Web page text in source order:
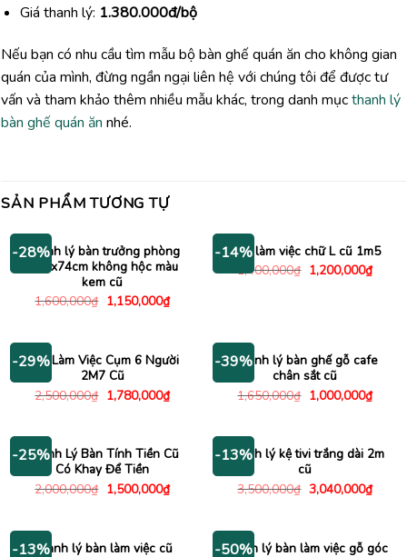
Giá thanh lý: 1.380.000đ/bộ
Nếu bạn có nhu cầu tìm mẫu bộ bàn ghế quán ăn cho không gian
quán của mình, đừng ngần ngại liên hệ với chúng tôi để được tư
vấn và tham khảo thêm nhiều mẫu khác, trong danh mụcthanh lý
bàn ghế quán ăn nhé.
SẢN PHẨM TƯƠNG TỰ
-28%
Thanh lý bàn trưởng phòng
1m6x74cm không hộc màu
kem cũ
1,600,000₫ Giá
gốc
1,150,000₫Giá
hiện
1,150,000₫.
-14%
Bàn làm việc chữ L cũ 1m5
1,400,000₫ Giá
gốc
1,200,000₫Giá
hiện
-29%
Bàn Làm Việc Cụm 6 Người
2M7 Cũ
2,500,000₫ Giá
gốc
1,780,000₫Giá
hiện
1,780,000₫.
-39%Thanh lý bàn ghế gỗ cafe
chân sắt cũ
1,650,000₫ Giá
gốc
1,000,000₫Giá
hiện
-25%
Thanh Lý Bàn Tính Tiền Cũ
Có Khay Để Tiền
2,000,000₫ Giá
gốc
1,500,000₫Giá
hiện
1,500,000₫.
-13%
Thanh lý kệ tivi trắng dài 2m
cũ
3,500,000₫ Giá
gốc
3,040,000₫Giá
hiện
-13%Thanh lý bàn làm việc cũ
-50%
Thanh lý bàn làm việc gỗ góc